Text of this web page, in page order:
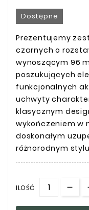
Dostępne
Prezentujemy
czarnych o
wynoszącym 96
poszukujących
funkcjonalnych
uchwyty
klasycznym
wykończeniem w
doskonałym
różnorodnym
ILOŚĆ